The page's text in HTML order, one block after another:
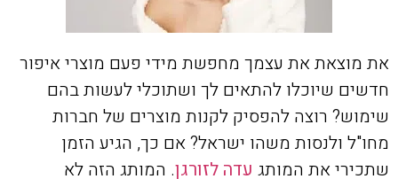
את מוצאת את עצמך מחפשת מידי פעם מוצרי איפור
חדשים שיוכלו להתאים לך ושתוכלי לעשות בהם
שימוש? רוצה להפסיק לקנות מוצרים של חברות
מחו"ל ולנסות משהו ישראל? אם כך, הגיע הזמן
שתכירי את המותג עדה לזורגן. המותג הזה לא